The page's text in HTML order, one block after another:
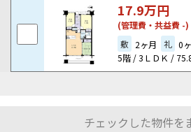
17.9万円
(管理費・共益費 -)
敷 2ヶ月 礼 0
5階 / 3ＬＤＫ /
チェックした物件を